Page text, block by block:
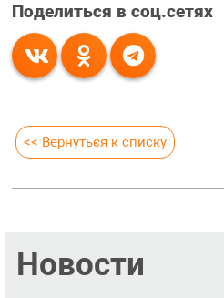
Поделиться в соц.сетях
<< Вернуться к списку
Новости